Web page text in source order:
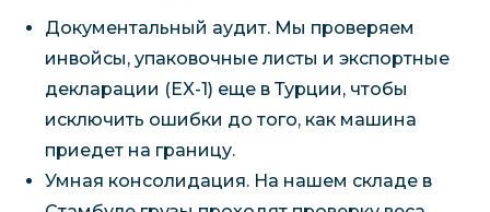
Документальный аудит. Мы проверяем
инвойсы, упаковочные листы и экспортные
декларации (EX-1) еще в Турции, чтобы
исключить ошибки до того, как машина
приедет на границу.
Умная консолидация. На нашем складе в